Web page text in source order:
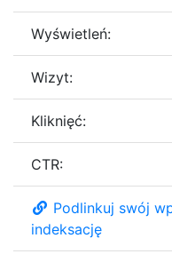
Wyświetleń:
Wizyt:
Kliknięć:
CTR:
Podlinkuj swój
indeksację